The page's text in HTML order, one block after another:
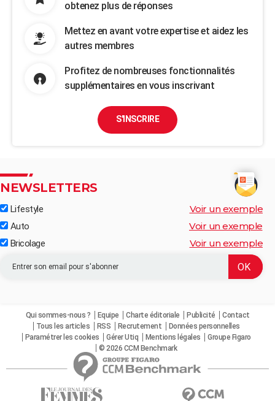
obtenez plus de réponses
Mettez en avant votre expertise et aidez les
autres membres
Profitez de nombreuses fonctionnalités
supplémentaires en vous inscrivant
S'INSCRIRE
NEWSLETTERS
Lifestyle Voir un exemple
Auto Voir un exemple
Bricolage Voir un exemple
Qui sommes-nous ? Equipe Charte éditoriale Publicité
Contact
Tous les articles
RSS Recrutement
Données personnelles
Paramétrer les cookies
Gérer Utiq Mentions légales
Groupe Figaro
© 2026 CCM Benchmark